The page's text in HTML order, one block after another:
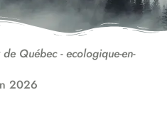
Québec - ecologique-en-
2026